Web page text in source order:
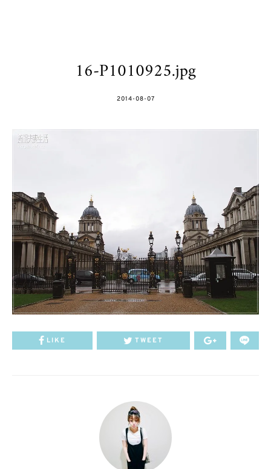
16-P1010925.jpg
POSTED
2014-08-07
LIKE TWEET